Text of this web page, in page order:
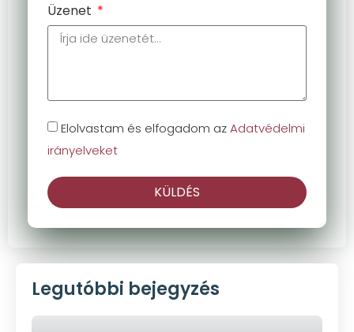
Üzenet
Elolvastam és elfogadom azAdatvédelmi
irányelveket
KÜLDÉS
Legutóbbi bejegyzés